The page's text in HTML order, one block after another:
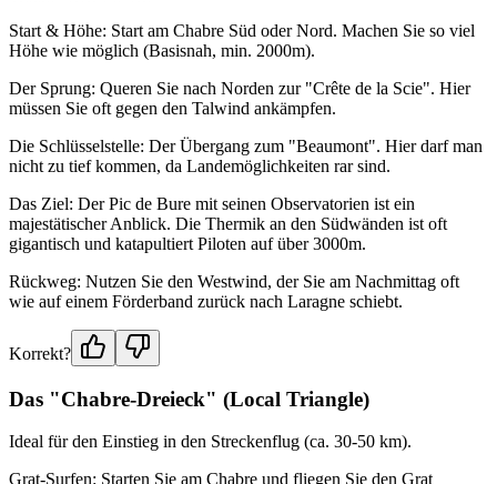
Start & Höhe: Start am Chabre Süd oder Nord. Machen Sie so viel
Höhe wie möglich (Basisnah, min. 2000m).
Der Sprung: Queren Sie nach Norden zur "Crête de la Scie". Hier
müssen Sie oft gegen den Talwind ankämpfen.
Die Schlüsselstelle: Der Übergang zum "Beaumont". Hier darf man
nicht zu tief kommen, da Landemöglichkeiten rar sind.
Das Ziel: Der Pic de Bure mit seinen Observatorien ist ein
majestätischer Anblick. Die Thermik an den Südwänden ist oft
gigantisch und katapultiert Piloten auf über 3000m.
Rückweg: Nutzen Sie den Westwind, der Sie am Nachmittag oft
wie auf einem Förderband zurück nach Laragne schiebt.
Korrekt?
Das "Chabre-Dreieck" (Local Triangle)
Ideal für den Einstieg in den Streckenflug (ca. 30-50 km).
Grat-Surfen: Starten Sie am Chabre und fliegen Sie den Grat